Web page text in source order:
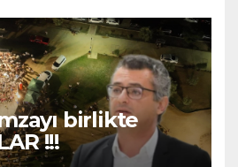
birlikte
!!!